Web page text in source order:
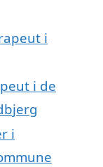
i
i de
i